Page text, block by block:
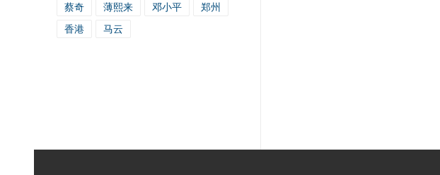
蔡奇
薄熙来 邓小平
郑州
香港
马云